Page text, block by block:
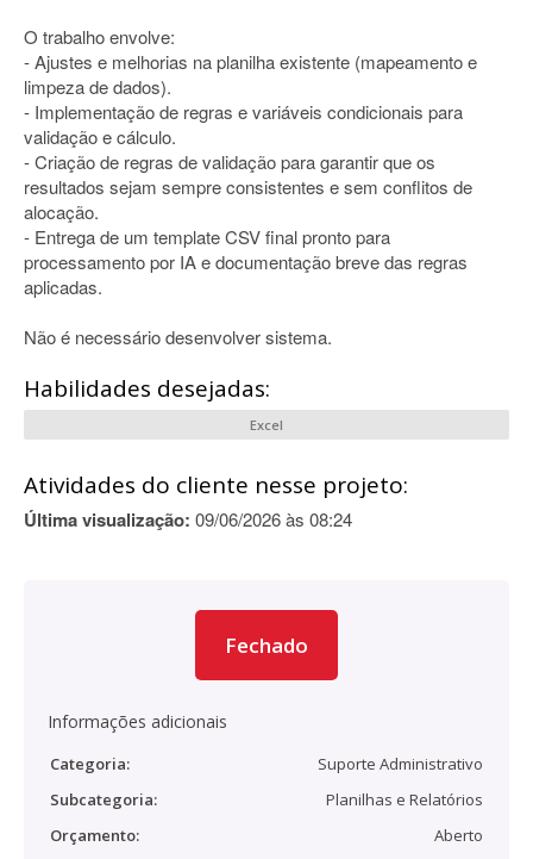
O trabalho envolve:
- Ajustes e melhorias na planilha existente (mapeamento e
limpeza de dados).
- Implementação de regras e variáveis condicionais para
validação e cálculo.
- Criação de regras de validação para garantir que os
resultados sejam sempre consistentes e sem conflitos de
alocação.
- Entrega de um template CSV final pronto para
processamento por IA e documentação breve das regras
aplicadas.
Não é necessário desenvolver sistema.
Habilidades desejadas:
Excel
Atividades do cliente nesse projeto:
Última visualização: 09/06/2026 às 08:24
Fechado
Informações adicionais
Categoria:
Suporte Administrativo
Subcategoria:
Planilhas e Relatórios
Orçamento:
Aberto